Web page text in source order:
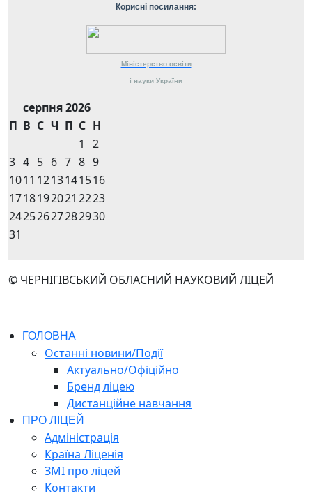
Корисні посилання:
Міністерство освіти
і науки України
серпня 2026
П В С Ч П С Н
1
2
3 4 5 6 7 8 9
1011 1213141516
1718192021 2223
24252627282930
31
© ЧЕРНІГІВСЬКИЙ ОБЛАСНИЙ НАУКОВИЙ ЛІЦЕЙ
ГОЛОВНА
Останні новини/Події
Актуально/Офіційно
Бренд ліцею
Дистанційне навчання
ПРО ЛІЦЕЙ
Адміністрація
Країна Ліценія
ЗМІ про ліцей
Контакти